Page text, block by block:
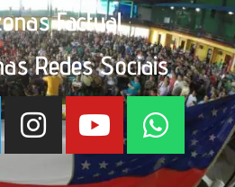
Factual
Redes Sociais